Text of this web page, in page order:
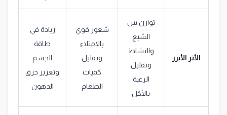
الأثر الأبرز
توازن بين
الشبع
والنشاط
وتقليل
الرغبة
بالأكل
شعور قوي
بالامتلاء
وتقليل
كميات
الطعام
زيادة في
طاقة
الجسم
وتعزيز حرق
الدهون